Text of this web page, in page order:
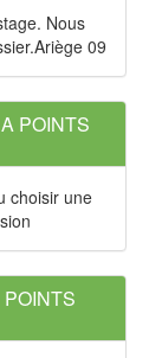
Nous
09
POINTS
choisir une